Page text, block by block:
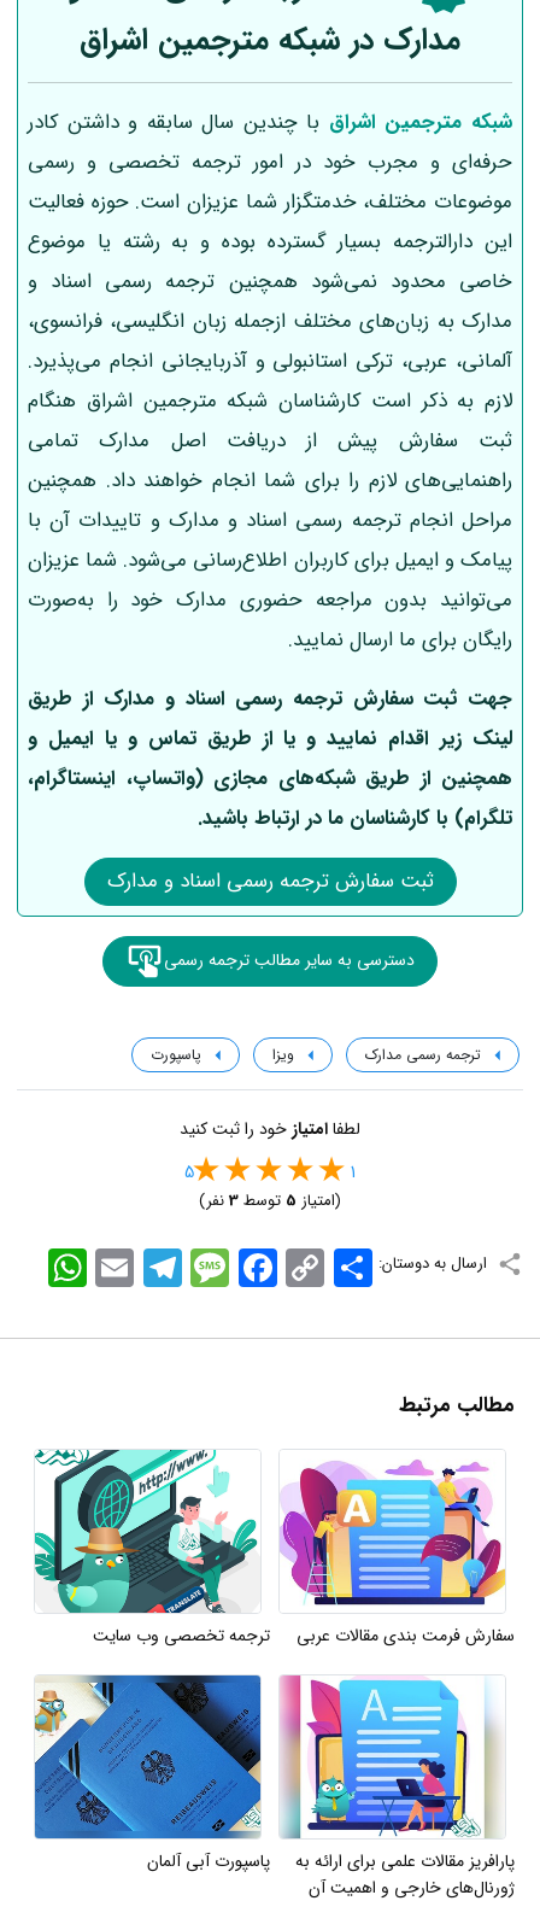
مدارک در شبکه مترجمین اشراق
شبکه مترجمین اشراق با چندین سال سابقه و داشتن کادر
حرفه‌ای و مجرب خود در امور ترجمه تخصصی و رسمی
موضوعات مختلف، خدمتگزار شما عزیزان است. حوزه فعالیت
این دارالترجمه بسیار گسترده بوده و به رشته یا موضوع
خاصی محدود نمی‌شود همچنین ترجمه رسمی اسناد و
مدارک به زبان‌های مختلف ازجمله زبان انگلیسی، فرانسوی،
آلمانی، عربی، ترکی استانبولی و آذربایجانی انجام می‌پذیرد.
لازم به ذکر است کارشناسان شبکه مترجمین اشراق هنگام
ثبت سفارش پیش از دریافت اصل مدارک تمامی
راهنمایی‌های لازم را برای شما انجام خواهند داد. همچنین
مراحل انجام ترجمه رسمی اسناد و مدارک و تاییدات آن با
پیامک و ایمیل برای کاربران اطلاع‌رسانی می‌شود. شما عزیزان
می‌توانید بدون مراجعه حضوری مدارک خود را به‌صورت
رایگان برای ما ارسال نمایید.
جهت ثبت سفارش ترجمه رسمی اسناد و مدارک از طریق
لینک‌ زیر اقدام نمایید و یا از طریق تماس و یا ایمیل و
همچنین از طریق شبکه‌های مجازی (واتساپ، اینستاگرام،
تلگرام) با کارشناسان ما در ارتباط باشید.
ثبت سفارش ترجمه رسمی اسناد و مدارک
دسترسی به سایر مطالب ترجمه رسمی
ترجمه رسمی مدارک ویزا پاسپورت
لطفاامتیاز خود را ثبت کنید
1
5
(امتیاز 5 توسط3نفر)
ارسال به دوستان: WhatsApp EmailTelegramMessageFacebook Copy
Link
اشتراک
مطالب مرتبط
سفارش فرمت بندی مقالات عربی ترجمه تخصصی وب سایت
پارافریز مقالات علمی برای ارائه به
ژورنال‌های خارجی و اهمیت آن
پاسپورت آبی آلمان